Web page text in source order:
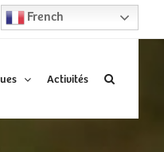
French
Activités